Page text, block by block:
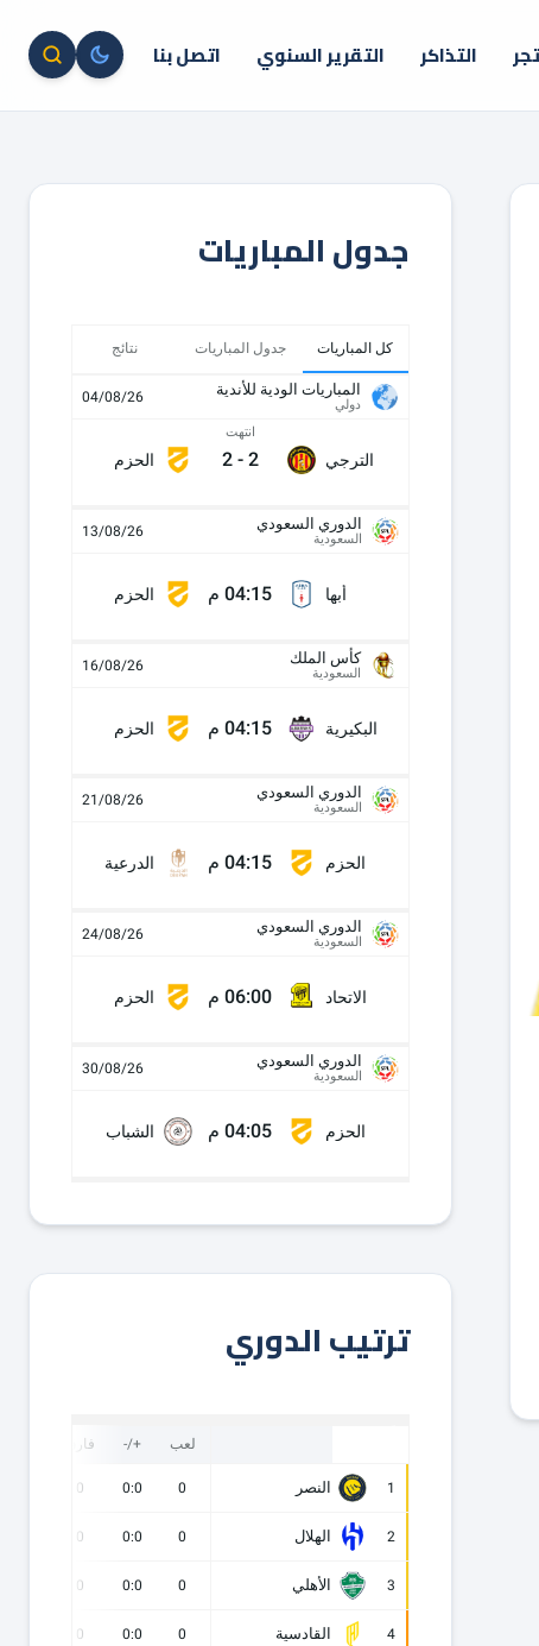
التذاكر التقرير السنوي اتصل بنا
جدول المباريات
كل المباريات جدول المباريات نتائج
المباريات الودية للأندية
دولي 04/08/26
الترجي
انتهت
2
-
2 الحزم
الدوري السعودي
السعودية 13/08/26
أبها 04:15 م الحزم
كأس الملك
السعودية 16/08/26
البكيرية 04:15 م الحزم
الدوري السعودي
السعودية 21/08/26
الحزم 04:15 م الدرعية
الدوري السعودي
السعودية 24/08/26
الاتحاد 06:00 م الحزم
الدوري السعودي
السعودية 30/08/26
الحزم 04:05 م الشباب
ترتيب الدوري
لعب +/- فارق
1 النصر 0
0:0
0
2 الهلال 0
0:0
0
3 الأهلي 0
0:0
0
4 القادسية 0
0:0
0